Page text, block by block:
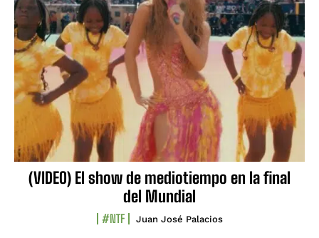
(VIDEO) El show de mediotiempo en la final
del Mundial
#NTF Juan José Palacios